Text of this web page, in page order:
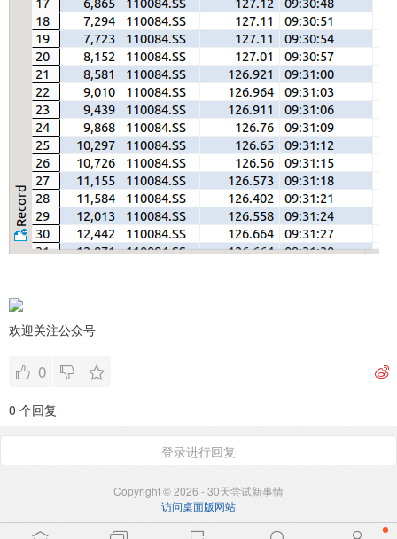
欢迎关注公众号
0
0 个回复
登录进行回复
Copyright © 2026 - 30天尝试新事情
访问桌面版网站